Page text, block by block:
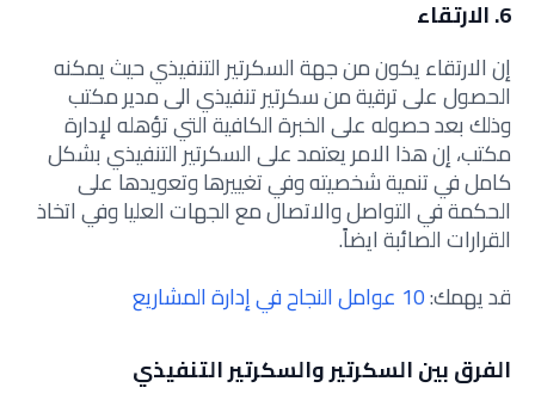
6. الارتقاء
إن الارتقاء يكون من جهة السكرتير التنفيذي حيث يمكنه
الحصول على ترقية من سكرتير تنفيذي الى مدير مكتب
وذلك بعد حصوله على الخبرة الكافية التي تؤهله لإدارة
مكتب، إن هذا الامر يعتمد على السكرتير التنفيذي بشكل
كامل في تنمية شخصيته وفي تغييرها وتعويدها على
الحكمة في التواصل والاتصال مع الجهات العليا وفي اتخاذ
القرارات الصائبة ايضاً.
قد يهمك:10 عوامل النجاح في إدارة المشاريع
الفرق بين السكرتير والسكرتير التنفيذي